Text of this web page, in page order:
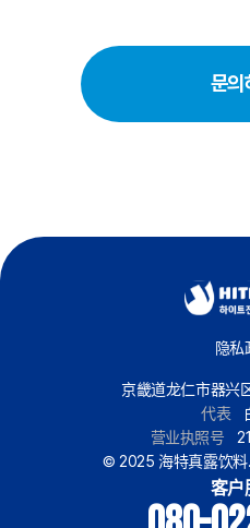
문의
隐私
京畿道龙仁市器兴
代表
营业执照号
© 2025 海特真露饮料
客户